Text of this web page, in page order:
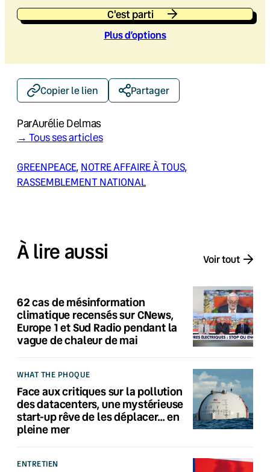
C'est parti
Plus d’options
Copier le lien Partager
ParAurélie Delmas
→ Tous ses articles
GREENPEACE, NOTRE AFFAIRE À TOUS
RASSEMBLEMENT NATIONAL
À lire aussi Voir tout
62 cas de mésinformation
climatique recensés sur CNews,
Europe 1 et Sud Radio pendant la
vague de chaleur de mai
WHAT THE PHOQUE
Face aux critiques sur la pollution
des datacenters, une mystérieuse
start-up rêve de les déplacer… en
pleine mer
ENTRETIEN